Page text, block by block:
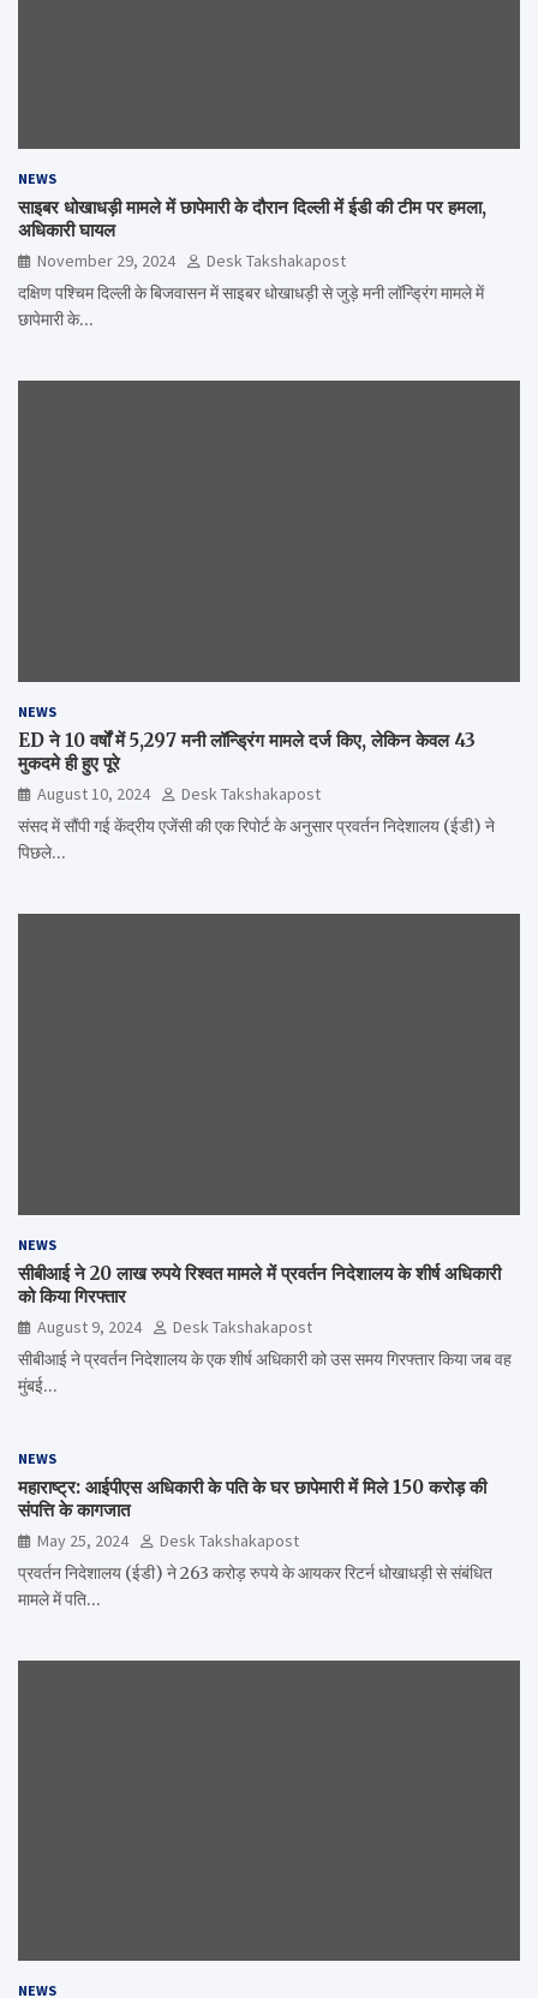
NEWS
साइबर धोखाधड़ी मामले में छापेमारी के दौरान दिल्ली में ईडी की टीम पर हमला,
अधिकारी घायल
November 29, 2024
Desk Takshakapost
दक्षिण पश्चिम दिल्ली के बिजवासन में साइबर धोखाधड़ी से जुड़े मनी लॉन्ड्रिंग मामले में
छापेमारी के…
NEWS
ED ने 10 वर्षों में 5,297 मनी लॉन्ड्रिंग मामले दर्ज किए, लेकिन केवल 43
मुकदमे ही हुए पूरे
August 10, 2024
Desk Takshakapost
संसद में सौंपी गई केंद्रीय एजेंसी की एक रिपोर्ट के अनुसार प्रवर्तन निदेशालय (ईडी) ने
पिछले…
NEWS
सीबीआई ने 20 लाख रुपये रिश्वत मामले में प्रवर्तन निदेशालय के शीर्ष अधिकारी
को किया गिरफ्तार
August 9, 2024
Desk Takshakapost
सीबीआई ने प्रवर्तन निदेशालय के एक शीर्ष अधिकारी को उस समय गिरफ्तार किया जब वह
मुंबई…
NEWS
महाराष्ट्र: आईपीएस अधिकारी के पति के घर छापेमारी में मिले 150 करोड़ की
संपत्ति के कागजात
May 25, 2024
Desk Takshakapost
प्रवर्तन निदेशालय (ईडी) ने 263 करोड़ रुपये के आयकर रिटर्न धोखाधड़ी से संबंधित
मामले में पति…
NEWS